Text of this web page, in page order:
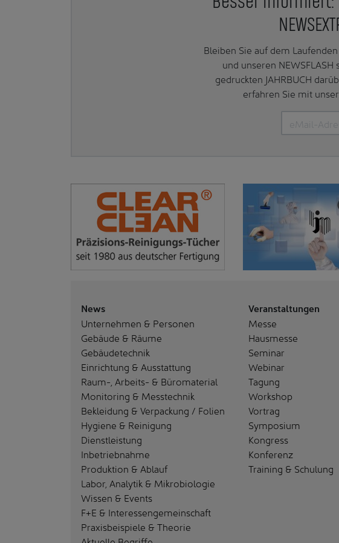
Bleiben Sie auf dem
und unseren
gedruckten JAHRBUCH
erfahren Sie mit
News
Unternehmen & Personen
Gebäude & Räume
Gebäudetechnik
Einrichtung & Ausstattung
Raum-, Arbeits- & Büromaterial
Monitoring & Messtechnik
Bekleidung & Verpackung / Folien
Hygiene & Reinigung
Dienstleistung
Inbetriebnahme
Produktion & Ablauf
Labor, Analytik & Mikrobiologie
Wissen & Events
F+E & Interessengemeinschaft
Praxisbeispiele & Theorie
Veranstaltungen
Messe
Hausmesse
Seminar
Webinar
Tagung
Workshop
Vortrag
Symposium
Kongress
Konferenz
Training & Schulung